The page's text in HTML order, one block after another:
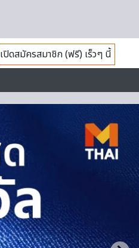
เปิดสมัครสมาชิก (ฟรี) เร็วๆ นี้